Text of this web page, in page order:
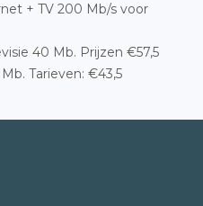
+ TV 200 Mb/s voor
40 Mb. Prijzen €57,5
Tarieven: €43,5